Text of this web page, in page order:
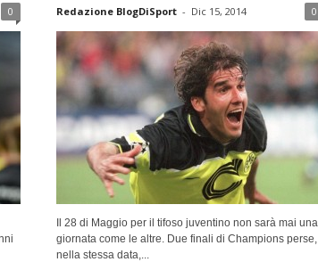
0 Redazione BlogDiSport - Dic 15, 2014 0
Il 28 di Maggio per il tifoso juventino non sarà mai una
giornata come le altre. Due finali di Champions perse,
nella stessa data,...